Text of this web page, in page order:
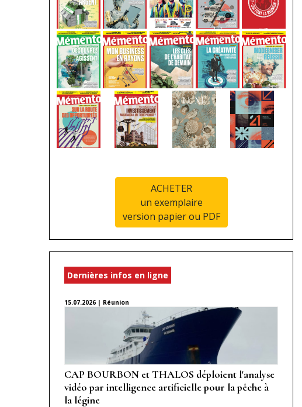
ACHETER
un exemplaire
version papier ou PDF
Dernières infos en ligne
15.07.2026 | Réunion
CAP BOURBON et THALOS déploient l'analyse
vidéo par intelligence artificielle pour la pêche à
la légine